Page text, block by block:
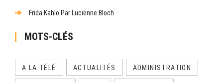
Frida Kahlo Par Lucienne Bloch
MOTS-CLÉS
A LA TÉLÉ ACTUALITÉS ADMINISTRATION